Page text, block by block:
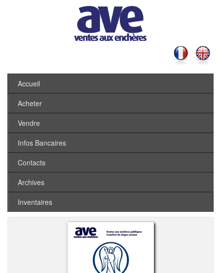
Accueil
Acheter
Vendre
Infos Bancaires
Contacts
Archives
Inventaires